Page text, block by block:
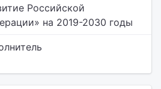
Российской
на 2019-2030 годы